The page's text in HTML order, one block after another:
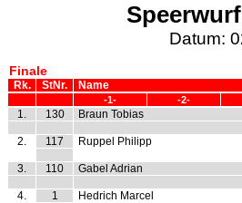
Datum:
Finale
Rk. StNr. Name
-1- -2-
1. 130 Braun Tobias
2. 117 Ruppel Philipp
3. 110 Gabel Adrian
4. 1 Hedrich Marcel